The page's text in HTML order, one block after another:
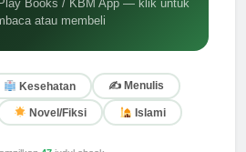
Books / KBM App — klik untuk
atau membeli
Kesehatan ✍️ Menulis
Novel/Fiksi Islami